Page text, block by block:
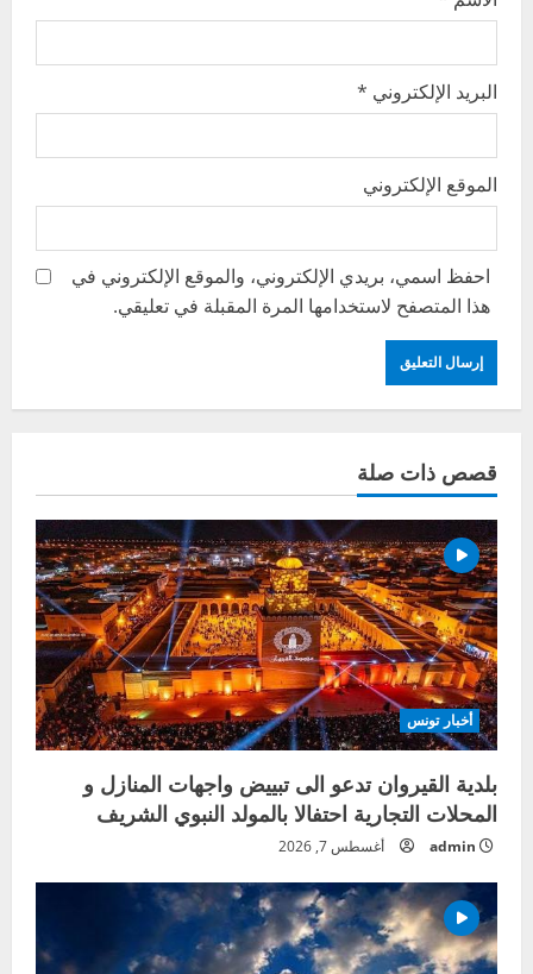
البريد الإلكتروني *
الموقع الإلكتروني
احفظ اسمي، بريدي الإلكتروني، والموقع الإلكتروني في
هذا المتصفح لاستخدامها المرة المقبلة في تعليقي.
قصص ذات صلة
أخبار تونس
بلدية القيروان تدعو الى تبييض واجهات المنازل و
المحلات التجارية احتفالا بالمولد النبوي الشريف
admin أغسطس 7, 2026